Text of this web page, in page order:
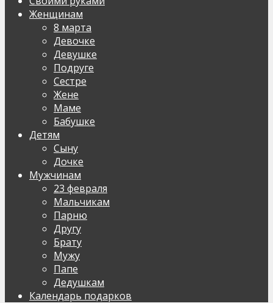
Женщинам
8 марта
Девочке
Девушке
Подруге
Сестре
Жене
Маме
Бабушке
Детям
Сыну
Дочке
Мужчинам
23 февраля
Мальчикам
Парню
Другу
Брату
Мужу
Папе
Дедушкам
Календарь подарков